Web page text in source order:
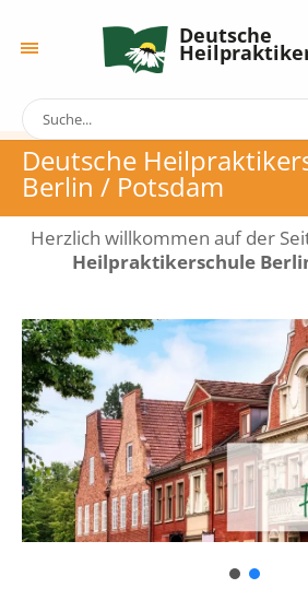
Deutsche
Deutsche
Berlin / Potsdam
Herzlich willkommen auf der
Heilpraktikerschule